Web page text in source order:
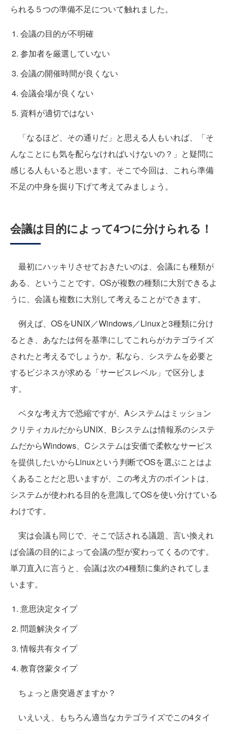
られる５つの準備不足について触れました。
会議の目的が不明確
参加者を厳選していない
会議の開催時間が良くない
会議会場が良くない
資料が適切ではない
「なるほど、その通りだ」と思える人もいれば、「そ
んなことにも気を配らなければいけないの？」と疑問に
感じる人もいると思います。そこで今回は、これら準備
不足の中身を掘り下げて考えてみましょう。
会議は目的によって4つに分けられる！
最初にハッキリさせておきたいのは、会議にも種類が
ある、ということです。OSが複数の種類に大別できるよ
うに、会議も複数に大別して考えることができます。
例えば、OSをUNIX／Windows／Linuxと3種類に分け
るとき、あなたは何を基準にしてこれらがカテゴライズ
されたと考えるでしょうか。私なら、システムを必要と
するビジネスが求める「サービスレベル」で区分しま
す。
ベタな考え方で恐縮ですが、Aシステムはミッション
クリティカルだからUNIX、Bシステムは情報系のシステ
ムだからWindows、Cシステムは安価で柔軟なサービス
を提供したいからLinuxという判断でOSを選ぶことはよ
くあることだと思いますが、この考え方のポイントは、
システムが使われる目的を意識してOSを使い分けている
わけです。
実は会議も同じで、そこで話される議題、言い換えれ
ば会議の目的によって会議の型が変わってくるのです。
単刀直入に言うと、会議は次の4種類に集約されてしま
います。
意思決定タイプ
問題解決タイプ
情報共有タイプ
教育啓蒙タイプ
ちょっと唐突過ぎますか？
いえいえ、もちろん適当なカテゴライズでこの4タイ